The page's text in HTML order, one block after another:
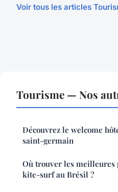
Voir tous les articles
Tourisme — Nos
Découvrez le welcome
saint-germain
Où trouver les
kite-surf au Brésil ?